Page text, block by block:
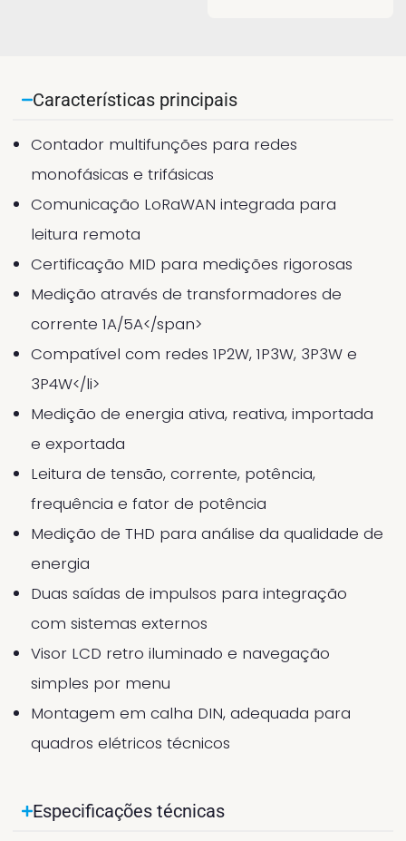
Características principais
Contador multifunções para redes
monofásicas e trifásicas
Comunicação LoRaWAN integrada para
leitura remota
Certificação MID para medições rigorosas
Medição através de transformadores de
corrente 1A/5A</span>
Compatível com redes 1P2W, 1P3W, 3P3W e
3P4W</li>
Medição de energia ativa, reativa, importada
e exportada
Leitura de tensão, corrente, potência,
frequência e fator de potência
Medição de THD para análise da qualidade de
energia
Duas saídas de impulsos para integração
com sistemas externos
Visor LCD retro iluminado e navegação
simples por menu
Montagem em calha DIN, adequada para
quadros elétricos técnicos
Especificações técnicas